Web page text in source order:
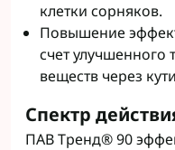
клетки сорняков.
Повышение
счет улучшенного
веществ через
Спектр
ПАВ Тренд® 90